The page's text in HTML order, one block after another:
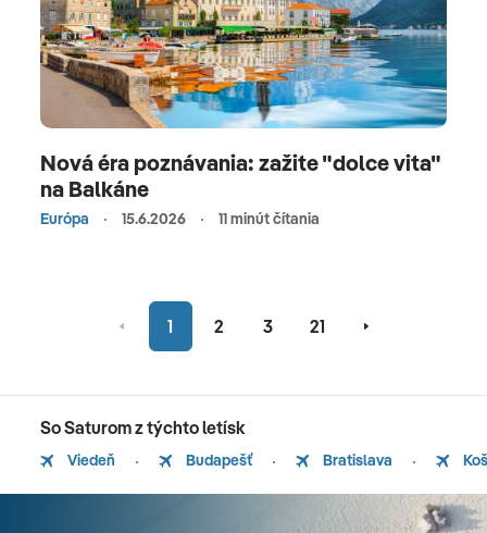
Nová éra poznávania: zažite "dolce vita"
na Balkáne
Európa 15.6.2026 11 minút čítania
1 2 3 21
So Saturom z týchto letísk
Viedeň Budapešť Bratislava